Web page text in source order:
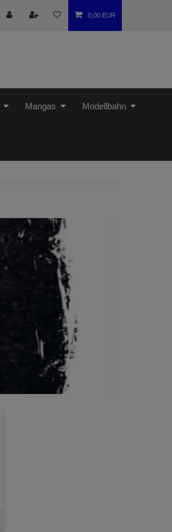
0,00 EUR
Mangas Modellbahn